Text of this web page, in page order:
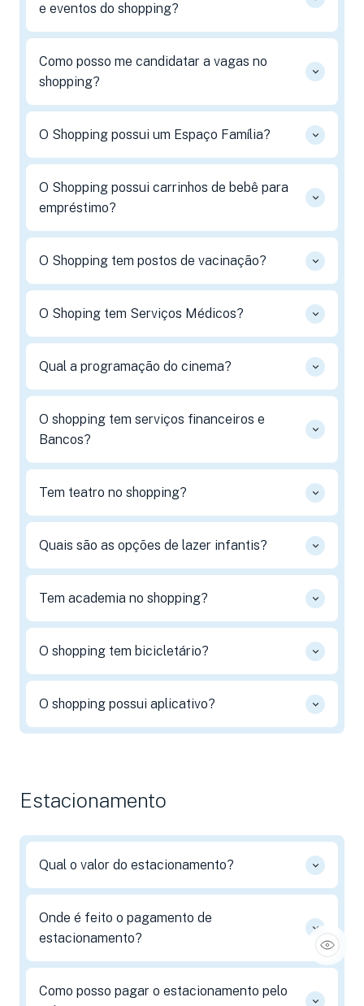
e eventos do shopping?
Como posso me candidatar a vagas no
shopping?
O Shopping possui um Espaço Família?
O Shopping possui carrinhos de bebê para
empréstimo?
O Shopping tem postos de vacinação?
O Shoping tem Serviços Médicos?
Qual a programação do cinema?
O shopping tem serviços financeiros e
Bancos?
Tem teatro no shopping?
Quais são as opções de lazer infantis?
Tem academia no shopping?
O shopping tem bicicletário?
O shopping possui aplicativo?
Estacionamento
Qual o valor do estacionamento?
Onde é feito o pagamento de
estacionamento?
Como posso pagar o estacionamento pelo